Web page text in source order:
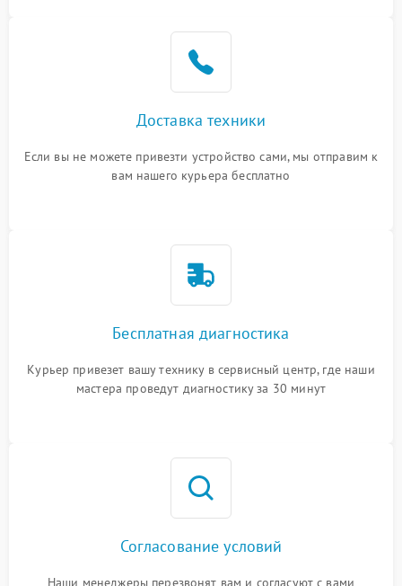
Доставка техники
Если вы не можете привезти устройство сами, мы отправим к
вам нашего курьера бесплатно
Бесплатная диагностика
Курьер привезет вашу технику в сервисный центр, где наши
мастера проведут диагностику за 30 минут
Согласование условий
Наши менеджеры перезвонят вам и согласуют с вами